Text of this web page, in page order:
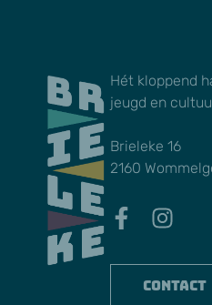
Hét kloppend
jeugd en
Brieleke 16
2160
Contact